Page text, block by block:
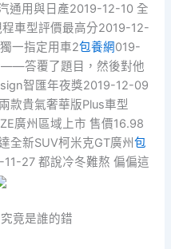
通用與日產2019-12-10 全
車型評價最高分2019-12-
一指定用車2包養網019-
——答覆了題目，然後對他
智匯年夜獎2019-12-09
款貴氣奢華版Plus車型
廣州區域上市 售價16.98
全新SUV柯米克GT廣州包
27 都說冷冬難熬 偏偏這
竟是誰的錯